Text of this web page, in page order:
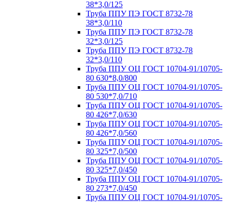
38*3,0/125
Труба ППУ ПЭ ГОСТ 8732-78
38*3,0/110
Труба ППУ ПЭ ГОСТ 8732-78
32*3,0/125
Труба ППУ ПЭ ГОСТ 8732-78
32*3,0/110
Труба ППУ ОЦ ГОСТ 10704-91/10705-
80 630*8,0/800
Труба ППУ ОЦ ГОСТ 10704-91/10705-
80 530*7,0/710
Труба ППУ ОЦ ГОСТ 10704-91/10705-
80 426*7,0/630
Труба ППУ ОЦ ГОСТ 10704-91/10705-
80 426*7,0/560
Труба ППУ ОЦ ГОСТ 10704-91/10705-
80 325*7,0/500
Труба ППУ ОЦ ГОСТ 10704-91/10705-
80 325*7,0/450
Труба ППУ ОЦ ГОСТ 10704-91/10705-
80 273*7,0/450
Труба ППУ ОЦ ГОСТ 10704-91/10705-